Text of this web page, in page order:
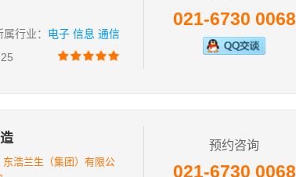
属行业： 电子 信息 通信
021-6730 0068
浩兰生（集团）有限公
预约咨询
021-6730 0068